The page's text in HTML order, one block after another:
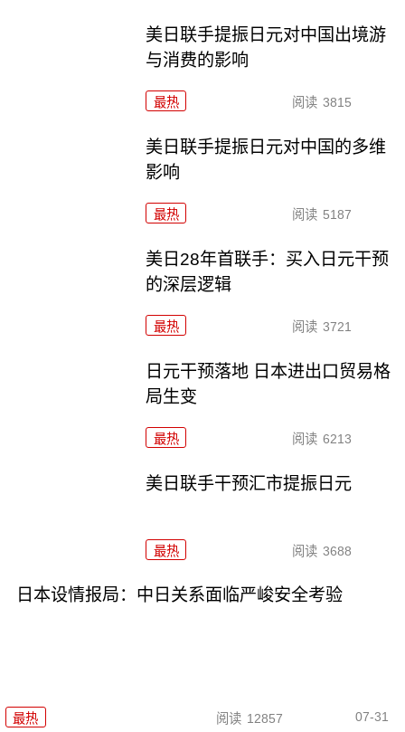
美日联手提振日元对中国出境游
与消费的影响
最热 阅读 3815
美日联手提振日元对中国的多维
影响
最热 阅读 5187
美日28年首联手：买入日元干预
的深层逻辑
最热 阅读 3721
日元干预落地 日本进出口贸易格
局生变
最热 阅读 6213
美日联手干预汇市提振日元
最热 阅读 3688
日本设情报局：中日关系面临严峻安全考验
最热 阅读 12857 07-31